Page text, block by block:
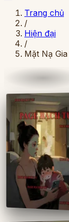
Trang chủ
/
Hiện đại
/
Mặt Nạ